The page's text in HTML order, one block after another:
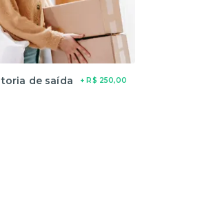
de saída + R$ 250,00